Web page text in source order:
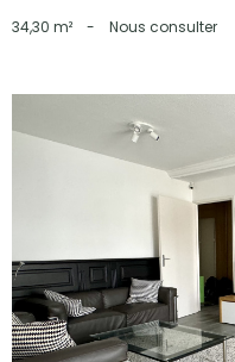
34,30 m² - Nous consulter